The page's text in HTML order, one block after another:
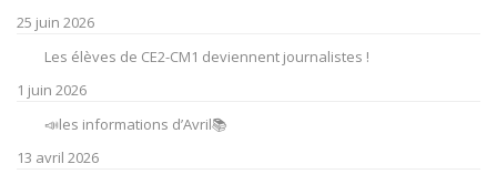
25 juin 2026
Les élèves de CE2-CM1 deviennent journalistes !
1 juin 2026
📣les informations d’Avril📚
13 avril 2026